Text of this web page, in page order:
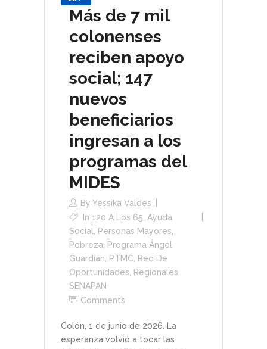
Más de 7 mil
colonenses
reciben apoyo
social; 147
nuevos
beneficiarios
ingresan a los
programas del
MIDES
By Yessika Valdes
In 120 A Los 65 Ayuda
Social
Personas Mayores
Pobreza
Programa Ángel
Guardián
PTMC
Red De
Oportunidades
Regionales
SENAPAN
Comments
Colón, 1 de junio de 2026. La
esperanza volvió a tocar las